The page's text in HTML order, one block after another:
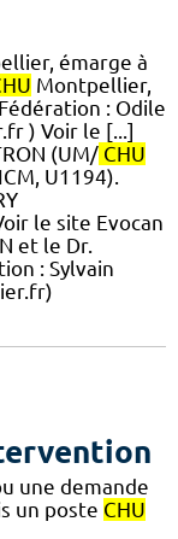
émarge à
Montpellier,
: Odile
) Voir le [...]
(UM/ CHU
U1194).
le site Evocan
et le Dr.
: Sylvain
une demande
un poste CHU